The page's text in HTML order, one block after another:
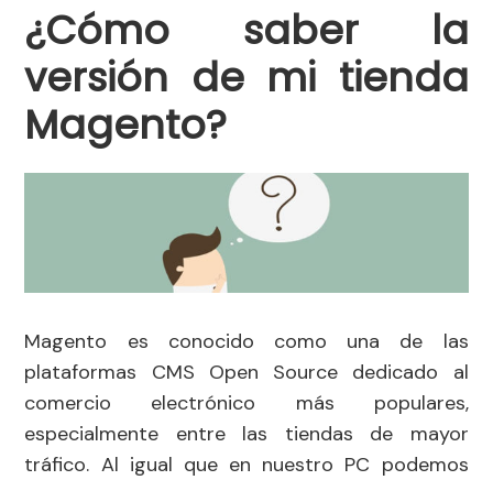
¿Cómo saber la
versión de mi tienda
Magento?
Magento es conocido como una de las
plataformas CMS Open Source dedicado al
comercio electrónico más populares,
especialmente entre las tiendas de mayor
tráfico. Al igual que en nuestro PC podemos